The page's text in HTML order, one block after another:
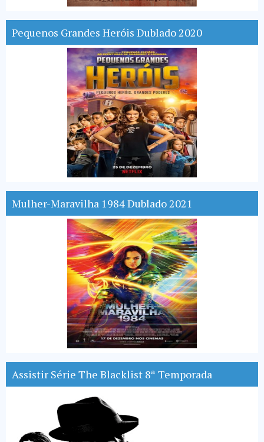
Pequenos Grandes Heróis Dublado 2020
Mulher-Maravilha 1984 Dublado 2021
Assistir Série The Blacklist 8ª Temporada